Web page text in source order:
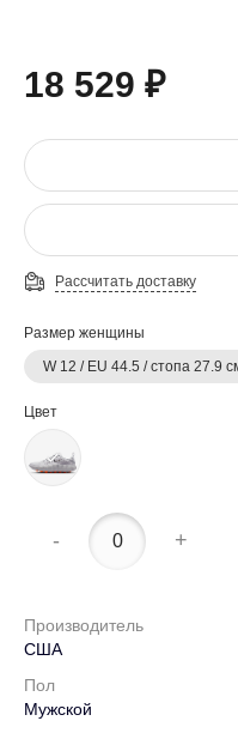
18 529 ₽
Рассчитать доставку
Размер женщины
W 12 / EU 44.5 / стопа 27.9
Цвет
- +
Производитель
США
Пол
Мужской